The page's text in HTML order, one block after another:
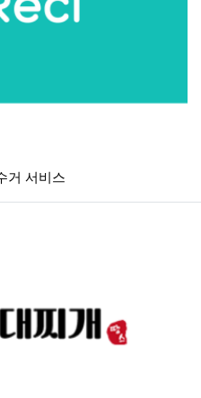
거 서비스